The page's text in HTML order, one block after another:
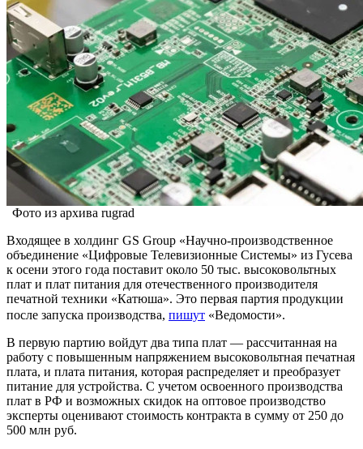
Фото из архива rugrad
Входящее в холдинг GS Group «Научно-производственное
объединение «Цифровые Телевизионные Системы» из Гусева
к осени этого года поставит около 50 тыс. высоковольтных
плат и плат питания для отечественного производителя
печатной техники «Катюша». Это первая партия продукции
после запуска производства, пишут «Ведомости».
В первую партию войдут два типа плат — рассчитанная на
работу с повышенным напряжением высоковольтная печатная
плата, и плата питания, которая распределяет и преобразует
питание для устройства. С учетом освоенного производства
плат в РФ и возможных скидок на оптовое производство
эксперты оценивают стоимость контракта в сумму от 250 до
500 млн руб.